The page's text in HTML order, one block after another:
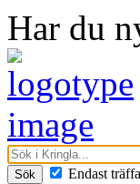
Har du
Sök Endast